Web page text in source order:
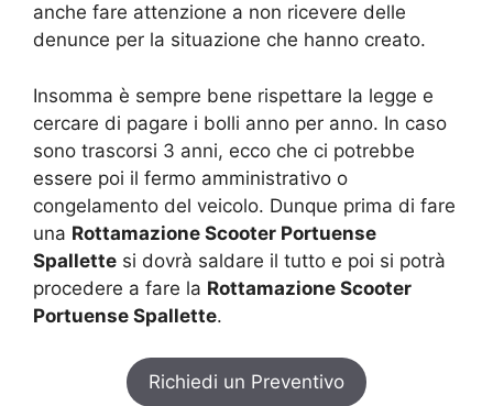
anche fare attenzione a non ricevere delle
denunce per la situazione che hanno creato.
Insomma è sempre bene rispettare la legge e
cercare di pagare i bolli anno per anno. In caso
sono trascorsi 3 anni, ecco che ci potrebbe
essere poi il fermo amministrativo o
congelamento del veicolo. Dunque prima di fare
una Rottamazione Scooter Portuense
Spallette si dovrà saldare il tutto e poi si potrà
procedere a fare la Rottamazione Scooter
Portuense Spallette.
Richiedi un Preventivo